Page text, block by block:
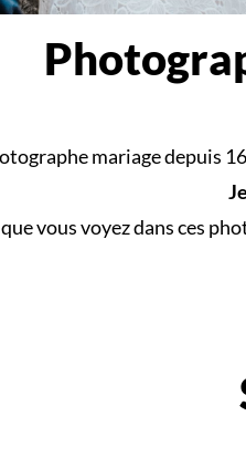
mariage depuis
vous voyez dans ces